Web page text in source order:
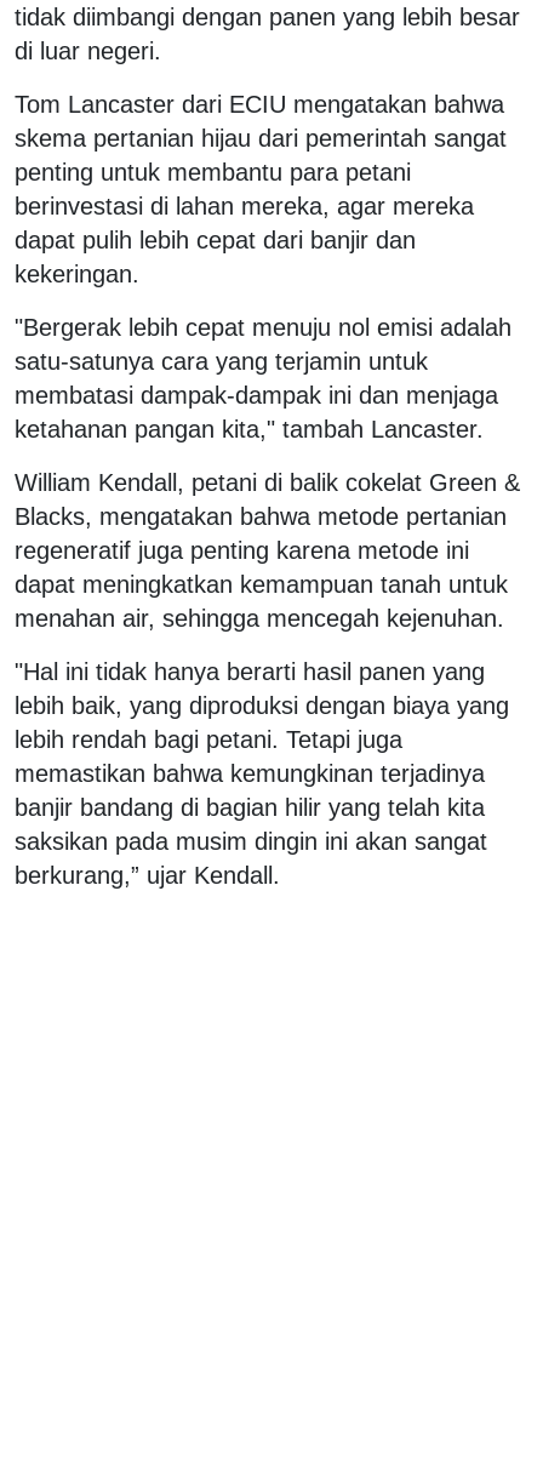
tidak diimbangi dengan panen yang lebih besar
di luar negeri.
Tom Lancaster dari ECIU mengatakan bahwa
skema pertanian hijau dari pemerintah sangat
penting untuk membantu para petani
berinvestasi di lahan mereka, agar mereka
dapat pulih lebih cepat dari banjir dan
kekeringan.
"Bergerak lebih cepat menuju nol emisi adalah
satu-satunya cara yang terjamin untuk
membatasi dampak-dampak ini dan menjaga
ketahanan pangan kita," tambah Lancaster.
William Kendall, petani di balik cokelat Green &
Blacks, mengatakan bahwa metode pertanian
regeneratif juga penting karena metode ini
dapat meningkatkan kemampuan tanah untuk
menahan air, sehingga mencegah kejenuhan.
"Hal ini tidak hanya berarti hasil panen yang
lebih baik, yang diproduksi dengan biaya yang
lebih rendah bagi petani. Tetapi juga
memastikan bahwa kemungkinan terjadinya
banjir bandang di bagian hilir yang telah kita
saksikan pada musim dingin ini akan sangat
berkurang,” ujar Kendall.